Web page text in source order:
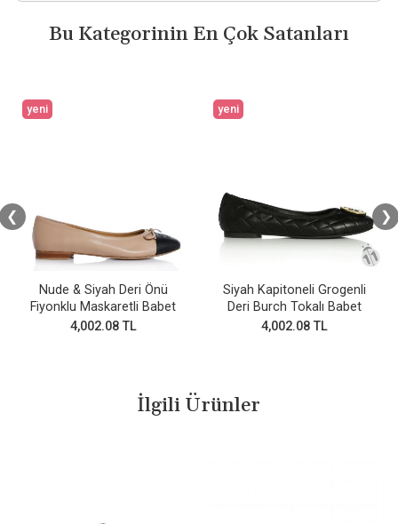
Bu Kategorinin En Çok Satanları
yeni
Nude & Siyah Deri Önü
Fiyonklu Maskaretli Babet
4,002.08 TL
yeni
Siyah Kapitoneli Grogenli
Deri Burch Tokalı Babet
4,002.08 TL
❮ ❯
İlgili Ürünler